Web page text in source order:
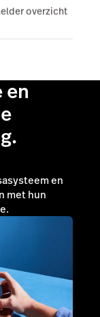
overzicht
en
en
met hun